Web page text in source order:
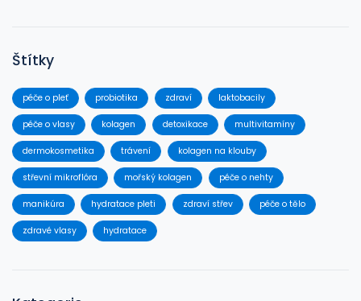
Štítky
péče o pleť probiotika zdraví laktobacily
péče o vlasy kolagen detoxikace multivitamíny
dermokosmetika trávení kolagen na klouby
střevní mikroflóra mořský kolagen péče o nehty
manikúra hydratace pleti zdraví střev péče o tělo
zdravé vlasy hydratace